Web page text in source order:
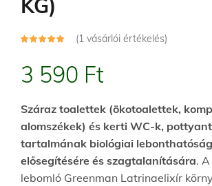
KG)
(1 vásárlói értékelés)
3 590 Ft
Száraz toalettek (ökotoalettek,
alomszékek) és kerti WC-k,
tartalmának biológiai
elősegítésére és szagtalanítására.
lebomló Greenman Latrinaelixír